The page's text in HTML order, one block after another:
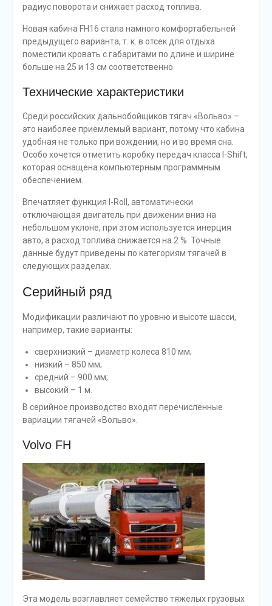
радиус поворота и снижает расход топлива.
Новая кабина FH16 стала намного комфортабельней
предыдущего варианта, т. к. в отсек для отдыха
поместили кровать с габаритами по длине и ширине
больше на 25 и 13 см соответственно.
Технические характеристики
Среди российских дальнобойщиков тягач «Вольво» –
это наиболее приемлемый вариант, потому что кабина
удобная не только при вождении, но и во время сна.
Особо хочется отметить коробку передач класса I-Shift,
которая оснащена компьютерным программным
обеспечением.
Впечатляет функция I-Roll, автоматически
отключающая двигатель при движении вниз на
небольшом уклоне, при этом используется инерция
авто, а расход топлива снижается на 2 %. Точные
данные будут приведены по категориям тягачей в
следующих разделах.
Серийный ряд
Модификации различают по уровню и высоте шасси,
например, такие варианты:
сверхнизкий – диаметр колеса 810 мм;
низкий – 850 мм;
средний – 900 мм;
высокий – 1 м.
В серийное производство входят перечисленные
вариации тягачей «Вольво».
Volvo FH
Эта модель возглавляет семейство тяжелых грузовых